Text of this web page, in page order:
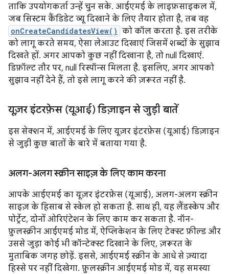
ताकि उपयोगकर्ता उन्हें चुन सके. आईएमई के लाइफ़साइकल में,
जब सिस्टम कैंडिडेट व्यू दिखाने के लिए तैयार होता है, तब वह
onCreateCandidatesView() को कॉल करता है. इस तरीके
को लागू करते समय, ऐसा लेआउट दिखाएं जिसमें शब्दों के सुझाव
दिखते हों. अगर आपको कुछ नहीं दिखाना है, तो null दिखाएं.
डिफ़ॉल्ट तौर पर, null रिस्पॉन्स मिलता है. इसलिए, अगर आपको
सुझाव नहीं देने हैं, तो इसे लागू करने की ज़रूरत नहीं है.
यूज़र इंटरफ़ेस (यूआई) डिज़ाइन से जुड़ी बातें
इस सेक्शन में, आईएमई के लिए यूज़र इंटरफ़ेस (यूआई) डिज़ाइन
से जुड़ी कुछ बातों के बारे में बताया गया है.
अलग-अलग स्क्रीन साइज़ के लिए काम करना
आपके आईएमई का यूज़र इंटरफ़ेस (यूआई), अलग-अलग स्क्रीन
साइज़ के हिसाब से स्केल हो सकता है. साथ ही, यह लैंडस्केप और
पोर्ट्रेट, दोनों ओरिएंटेशन के लिए काम कर सकता है. नॉन-
फ़ुलस्क्रीन आईएमई मोड में, ऐप्लिकेशन के लिए टेक्स्ट फ़ील्ड और
उससे जुड़ा कोई भी कॉन्टेक्स्ट दिखाने के लिए, ज़रूरत के
मुताबिक जगह छोड़ें. इससे, आईएमई स्क्रीन के आधे से ज़्यादा
हिस्से पर नहीं दिखेगा. फ़ुलस्क्रीन आईएमई मोड में, यह समस्या